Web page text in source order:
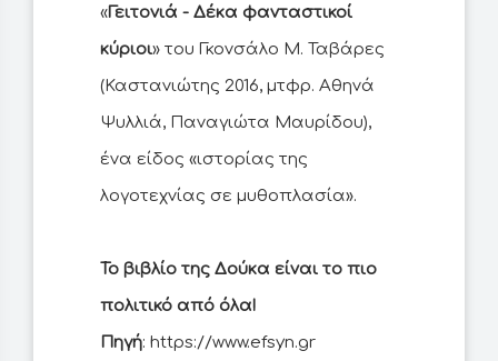
«Γειτονιά - Δέκα φανταστικοί
κύριοι» του Γκονσάλο Μ. Ταβάρες
(Καστανιώτης 2016, μτφρ. Αθηνά
Ψυλλιά, Παναγιώτα Μαυρίδου),
ένα είδος «ιστορίας της
λογοτεχνίας σε μυθοπλασία».
Το βιβλίο της Δούκα είναι το πιο
πολιτικό από όλα!
Πηγή: https://www.efsyn.gr